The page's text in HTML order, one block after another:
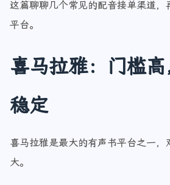
这篇聊聊几个常见的配音接单渠道，
平台。
喜马拉雅：门槛
稳定
喜马拉雅是最大的有声书平台之一，
大。